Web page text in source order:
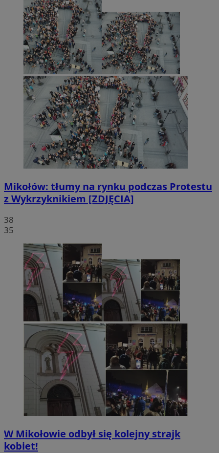
Mikołów: tłumy na rynku podczas Protestu
z Wykrzyknikiem [ZDJĘCIA]
38
35
W Mikołowie odbył się kolejny strajk
kobiet!